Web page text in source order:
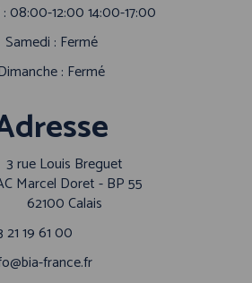
08:00-12:00 14:00-17:00
Samedi : Fermé
: Fermé
3 rue Louis Breguet
Marcel Doret - BP 55
62100 Calais
21 19 61 00
france.fr